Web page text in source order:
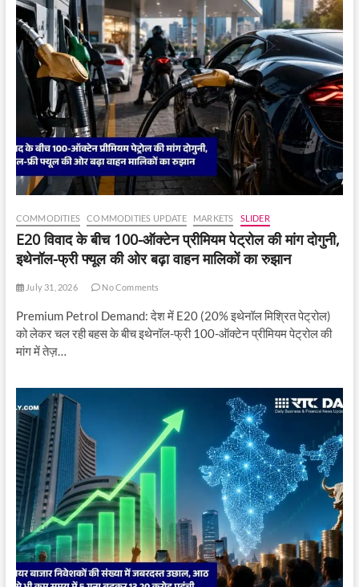
COMMODITIES COMMODITIES UPDATE MARKETS SLIDER
E20 विवाद के बीच 100-ऑक्टेन प्रीमियम पेट्रोल की मांग दोगुनी,
इथेनॉल-फ्री फ्यूल की ओर बढ़ा वाहन मालिकों का रुझान
July 31, 2026 No Comments
Premium Petrol Demand: देश में E20 (20% इथेनॉल मिश्रित पेट्रोल)
को लेकर चल रही बहस के बीच इथेनॉल-फ्री 100-ऑक्टेन प्रीमियम पेट्रोल की
मांग में तेज़…